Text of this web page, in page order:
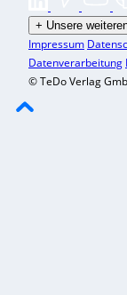
+ Unsere
Impressum
Datenverarbeitung
© TeDo Verlag